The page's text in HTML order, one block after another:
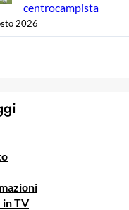
centrocampista
2026
TV